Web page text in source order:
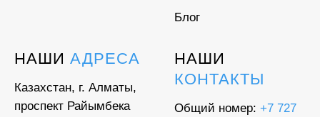
Блог
НАШИ АДРЕСА
Казахстан, г. Алматы,
проспект Райымбека
НАШИ
КОНТАКТЫ
Общий номер: +7 727